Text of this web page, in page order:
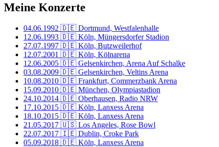
Meine Konzerte
04.06.1992 🇩🇪 Dortmund, Westfalenhalle
12.06.1993 🇩🇪 Köln, Müngersdorfer Stadion
27.07.1997 🇩🇪 Köln, Butzweilerhof
12.07.2001 🇩🇪 Köln, Kölnarena
12.06.2005 🇩🇪 Gelsenkirchen, Arena Auf Schalke
03.08.2009 🇩🇪 Gelsenkirchen, Veltins Arena
10.08.2010 🇩🇪 Frankfurt, Commerzbank Arena
15.09.2010 🇩🇪 München, Olympiastadion
24.10.2014 🇩🇪 Oberhausen, Radio NRW
17.10.2015 🇩🇪 Köln, Lanxess Arena
18.10.2015 🇩🇪 Köln, Lanxess Arena
21.05.2017 🇺🇸 Los Angeles, Rose Bowl
22.07.2017 🇮🇪 Dublin, Croke Park
05.09.2018 🇩🇪 Köln, Lanxess Arena